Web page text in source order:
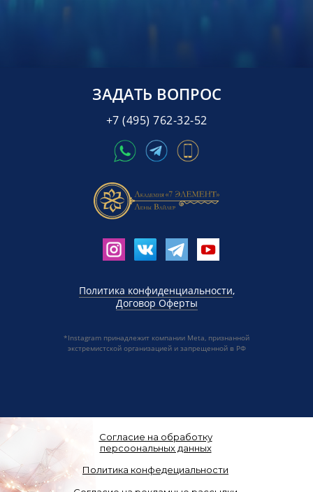
ЗАДАТЬ ВОПРОС
+7 (495) 762-32-52
Политика конфиденциальности,
Договор Оферты
*Instagram принадлежит компании Meta, признанной
экстремистской организацией и запрещенной в РФ
Согласие на обработку
персоональных данных
Политика конфедециальности